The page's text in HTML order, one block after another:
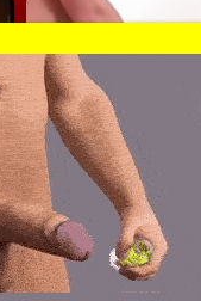
נהדרו...
6 המלצות